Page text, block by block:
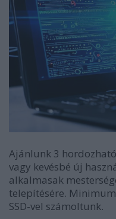
Ajánlunk 3
vagy kevésbé új
alkalmasak
telepítésére.
SSD-vel számoltunk.